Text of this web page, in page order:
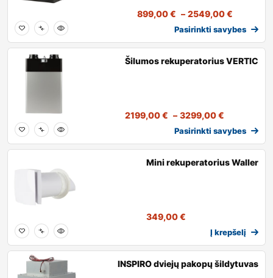
899,00€ – 2549,00€
Pasirinkti savybes
Šilumos rekuperatorius VERTIC
2199,00€ – 3299,00€
Pasirinkti savybes
Mini rekuperatorius Waller
349,00€
Į krepšelį
INSPIRO dviejų pakopų šildytuvas